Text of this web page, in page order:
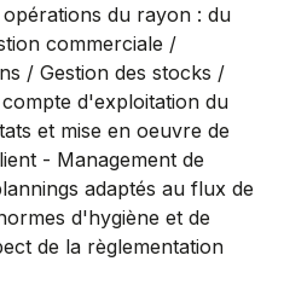
du rayon : du
commerciale /
/ Gestion des stocks /
d'exploitation du
et mise en oeuvre de
- Management de
adaptés au flux de
d'hygiène et de
de la règlementation